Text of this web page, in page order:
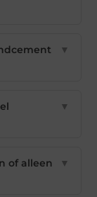
▼
▼
of alleen
▼